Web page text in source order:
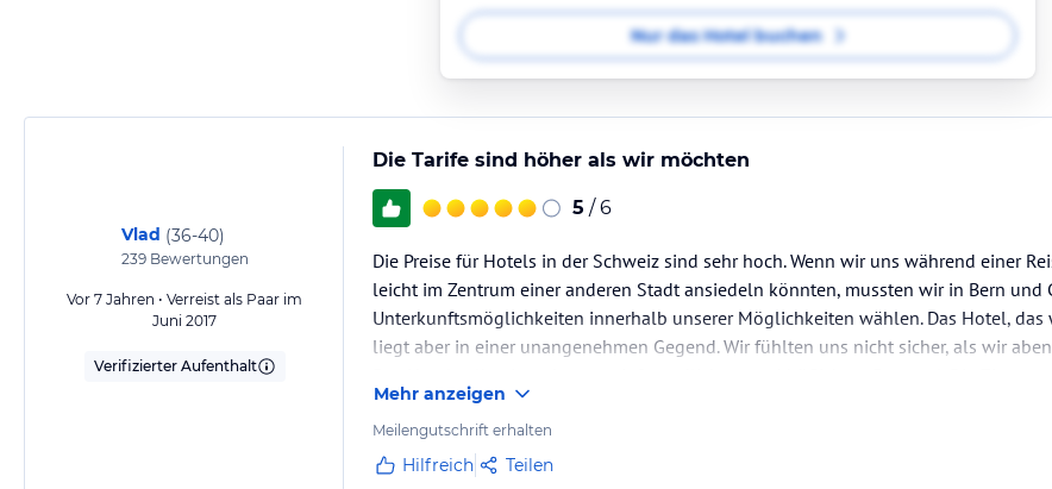
Nur das Hotel buchen
Vlad (36-40)
239Bewertungen
Vor 7 Jahren • Verreist als Paar im
Juni 2017
Verifizierter Aufenthalt
Die Tarife sind höher als wir möchten
5 / 6
Die Preise für Hotels in der Schweiz sind sehr hoch. Wenn wir uns während einer
leicht im Zentrum einer anderen Stadt ansiedeln könnten, mussten wir in Bern und
Unterkunftsmöglichkeiten innerhalb unserer Möglichkeiten wählen. Das Hotel,
liegt aber in einer unangenehmen Gegend. Wir fühlten uns nicht sicher, als wir
Mehr anzeigen
Meilengutschrift erhalten
Hilfreich Teilen